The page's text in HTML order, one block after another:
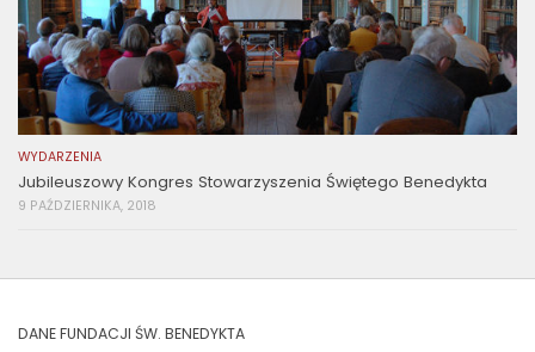
WYDARZENIA
Jubileuszowy Kongres Stowarzyszenia Świętego Benedykta
9 PAŹDZIERNIKA, 2018
DANE FUNDACJI ŚW. BENEDYKTA